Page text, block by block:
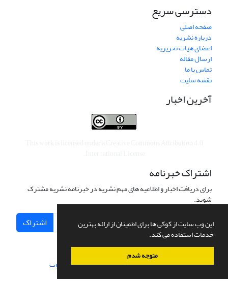
این وب سایت از کوکی ها برای اطمینان از ارائه بهترین
خدمات استفاده می کند.
متوجه شدم
دسترسی سریع
صفحه اصلی
درباره نشریه
اعضای هیات تحریریه
ارسال مقاله
تماس با ما
نقشه سایت
آخرین اخبار
اشتراک خبرنامه
برای دریافت اخبار و اطلاعیه های مهم نشریه در خبرنامه نشریه مشترک
شوید.
اشتراک
سامانه مدیریت نشریات علمی.طراحی و پیاده سازی از سیناوب